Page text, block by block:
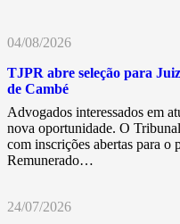
04/08/2026
TJPR abre seleção para
de Cambé
Advogados interessados em
nova oportunidade. O
com inscrições abertas para o
Remunerado…
24/07/2026